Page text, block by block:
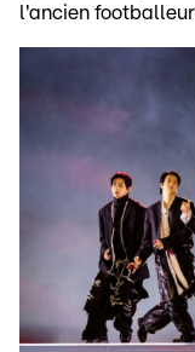
l'ancien